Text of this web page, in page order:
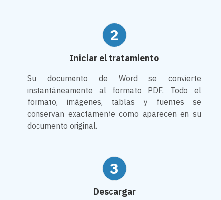
2
Iniciar el tratamiento
Su documento de Word se convierte
instantáneamente al formato PDF. Todo el
formato, imágenes, tablas y fuentes se
conservan exactamente como aparecen en su
documento original.
3
Descargar